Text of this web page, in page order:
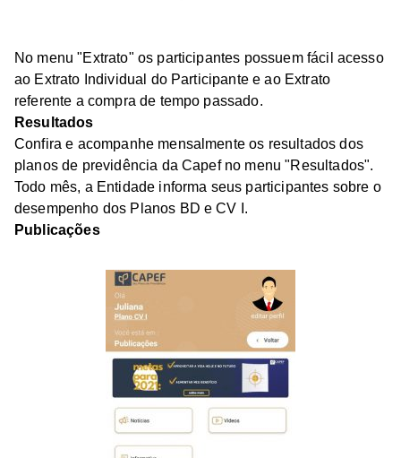
No menu "Extrato" os participantes possuem fácil acesso
ao Extrato Individual do Participante e ao Extrato
referente a compra de tempo passado.
Resultados
Confira e acompanhe mensalmente os resultados dos
planos de previdência da Capef no menu "Resultados".
Todo mês, a Entidade informa seus participantes sobre o
desempenho dos Planos BD e CV I.
Publicações